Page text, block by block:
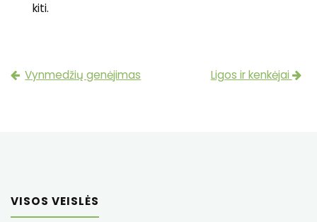
kiti.
Vynmedžių genėjimas Ligos ir kenkėjai
VISOS VEISLĖS